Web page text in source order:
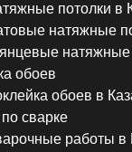
потолки в
натяжные
натяжные
обоев
обоев в
сварке
работы в